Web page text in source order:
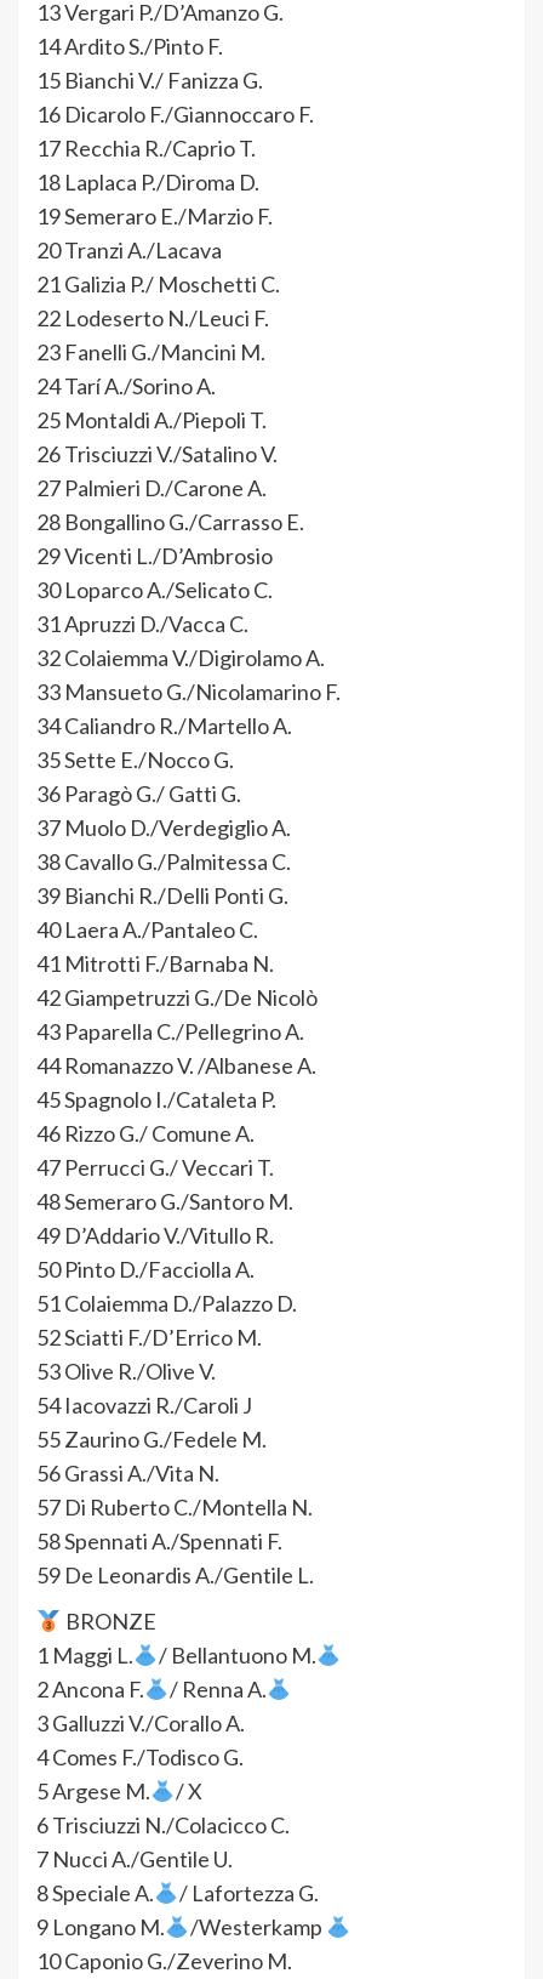
13 Vergari P./D’Amanzo G.
14 Ardito S./Pinto F.
15 Bianchi V./ Fanizza G.
16 Dicarolo F./Giannoccaro F.
17 Recchia R./Caprio T.
18 Laplaca P./Diroma D.
19 Semeraro E./Marzio F.
20 Tranzi A./Lacava
21 Galizia P./ Moschetti C.
22 Lodeserto N./Leuci F.
23 Fanelli G./Mancini M.
24 Tarí A./Sorino A.
25 Montaldi A./Piepoli T.
26 Trisciuzzi V./Satalino V.
27 Palmieri D./Carone A.
28 Bongallino G./Carrasso E.
29 Vicenti L./D’Ambrosio
30 Loparco A./Selicato C.
31 Apruzzi D./Vacca C.
32 Colaiemma V./Digirolamo A.
33 Mansueto G./Nicolamarino F.
34 Caliandro R./Martello A.
35 Sette E./Nocco G.
36 Paragò G./ Gatti G.
37 Muolo D.󠁧󠁢󠁳󠁣󠁴󠁿/Verdegiglio A.
38 Cavallo G./Palmitessa C.
39 Bianchi R./Delli Ponti G.
40 Laera A./Pantaleo C.
41 Mitrotti F./Barnaba N.
42 Giampetruzzi G./De Nicolò
43 Paparella C./Pellegrino A.
44 Romanazzo V. /Albanese A.
45 Spagnolo I./Cataleta P.
46 Rizzo G./ Comune A.
47 Perrucci G./ Veccari T.
48 Semeraro G./Santoro M.
49 D’Addario V./Vitullo R.
50 Pinto D./Facciolla A.
51 Colaiemma D./Palazzo D.
52 Sciatti F./D’Errico M.
53 Olive R./Olive V.
54 Iacovazzi R./Caroli J
55 Zaurino G./Fedele M.
56 Grassi A./Vita N.
57 Di Ruberto C./Montella N.
58 Spennati A./Spennati F.
59 De Leonardis A./Gentile L.
BRONZE
1 Maggi L.
/ Bellantuono M.
2 Ancona F.
/ Renna A.
3 Galluzzi V./Corallo A.
4 Comes F./Todisco G.
5 Argese M.
/ X
6 Trisciuzzi N./Colacicco C.
7 Nucci A./Gentile U.
8 Speciale A.
/ Lafortezza G.
9 Longano M.
/Westerkamp
10 Caponio G./Zeverino M.